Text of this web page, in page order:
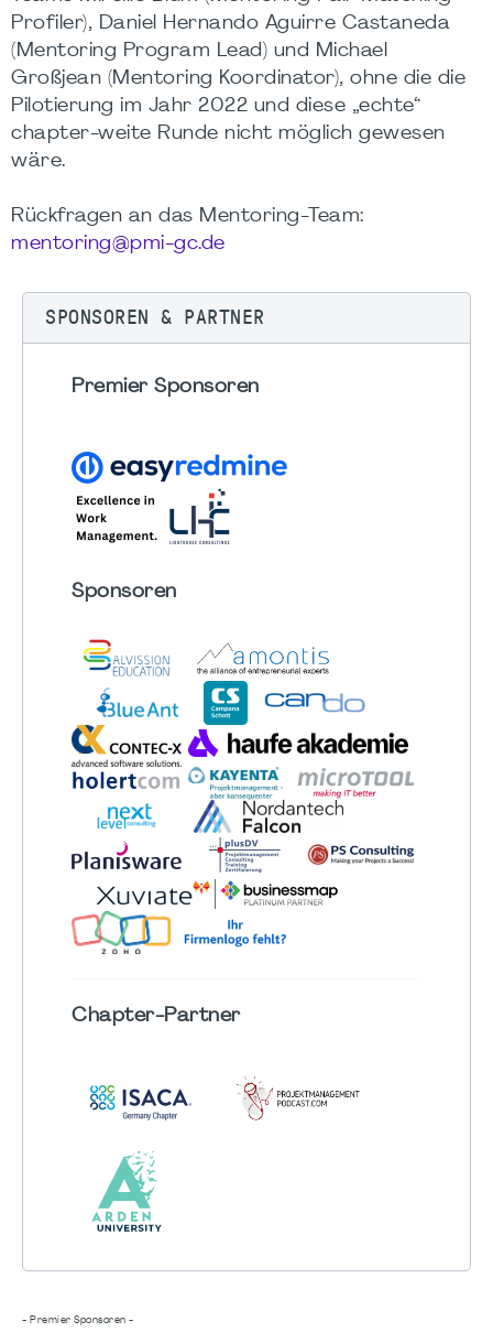
Profiler), Daniel Hernando Aguirre Castaneda
(Mentoring Program Lead) und Michael
Großjean (Mentoring Koordinator), ohne die die
Pilotierung im Jahr 2022 und diese „echte“
chapter-weite Runde nicht möglich gewesen
wäre.
Rückfragen an das Mentoring-Team:
mentoring@pmi-gc.de
SPONSOREN & PARTNER
Premier Sponsoren
Sponsoren
Chapter-Partner
- Premier Sponsoren -